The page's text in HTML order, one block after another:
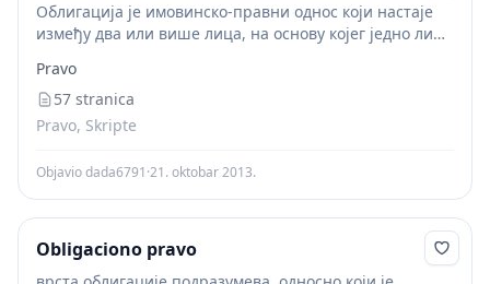
Облигација је имовинско-правни однос који настаје
између два или више лица, на основу којег једно лице
захтева да овај нешто учини, односно...
Pravo
57 stranica
Pravo, Skripte
Objavio dada6791·21. oktobar 2013.
Obligaciono pravo